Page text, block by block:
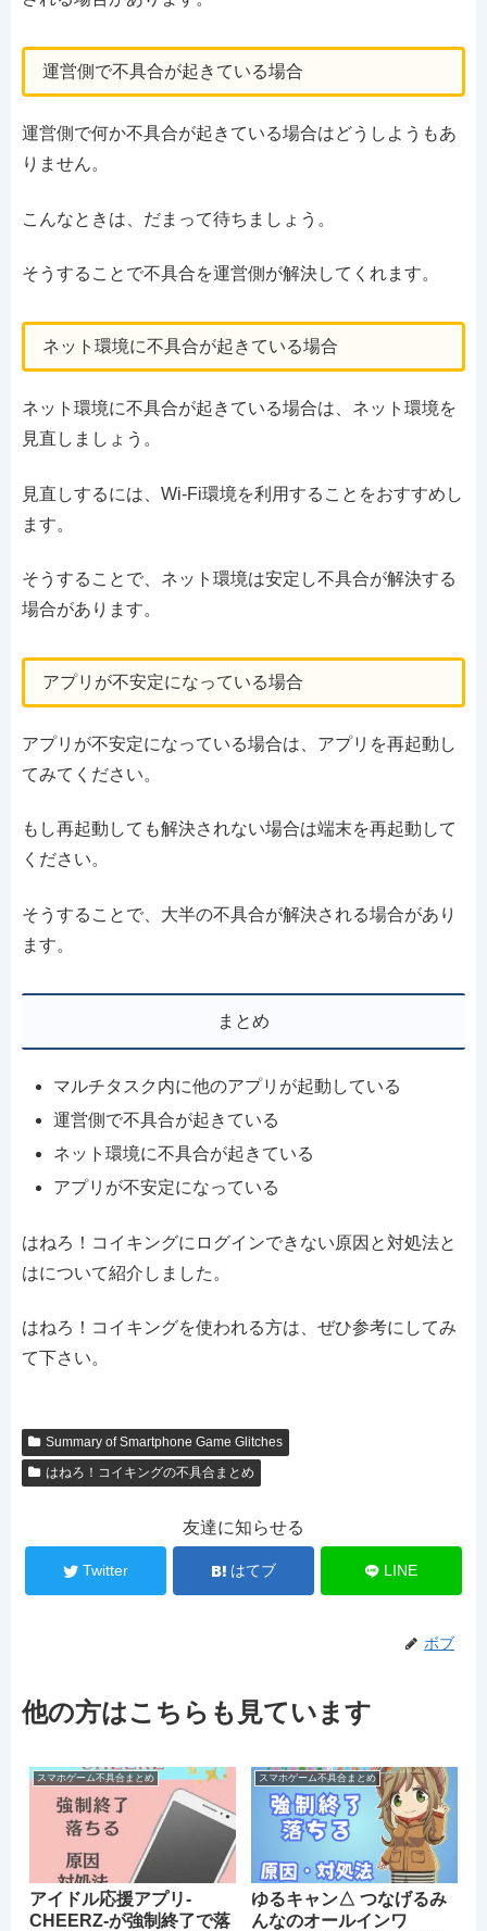
運営側で不具合が起きている場合
運営側で何か不具合が起きている場合はどうしようもあ
りません。
こんなときは、だまって待ちましょう。
そうすることで不具合を運営側が解決してくれます。
ネット環境に不具合が起きている場合
ネット環境に不具合が起きている場合は、ネット環境を
見直しましょう。
見直しするには、Wi-Fi環境を利用することをおすすめし
ます。
そうすることで、ネット環境は安定し不具合が解決する
場合があります。
アプリが不安定になっている場合
アプリが不安定になっている場合は、アプリを再起動し
てみてください。
もし再起動しても解決されない場合は端末を再起動して
ください。
そうすることで、大半の不具合が解決される場合があり
ます。
まとめ
マルチタスク内に他のアプリが起動している
運営側で不具合が起きている
ネット環境に不具合が起きている
アプリが不安定になっている
はねろ！コイキングにログインできない原因と対処法と
はについて紹介しました。
はねろ！コイキングを使われる方は、ぜひ参考にしてみ
て下さい。
Summary of Smartphone Game Glitches
はねろ！コイキングの不具合まとめ
友達に知らせる
Twitter はてブ LINE
ボブ
他の方はこちらも見ています
スマホゲーム不具合まとめ
アイドル応援アプリ-
CHEERZ-が強制終了で落
スマホゲーム不具合まとめ
ゆるキャン△ つなげるみ
んなのオールインワ